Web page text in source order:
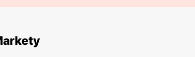
to elementy, które przyciągają